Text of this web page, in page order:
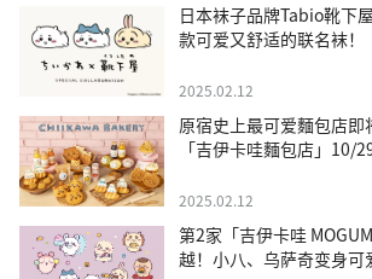
日本袜子品牌Tabio靴下
款可爱又舒适的联名袜！
2025.02.12
原宿史上最可爱麵包店
「吉伊卡哇麵包店」10/
2025.02.12
第2家「吉伊卡哇
越！小八、乌萨奇变身可